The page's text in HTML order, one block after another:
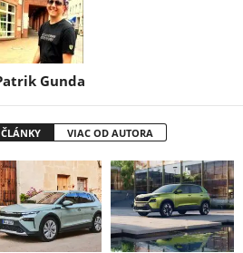
Gunda
VIAC OD AUTORA